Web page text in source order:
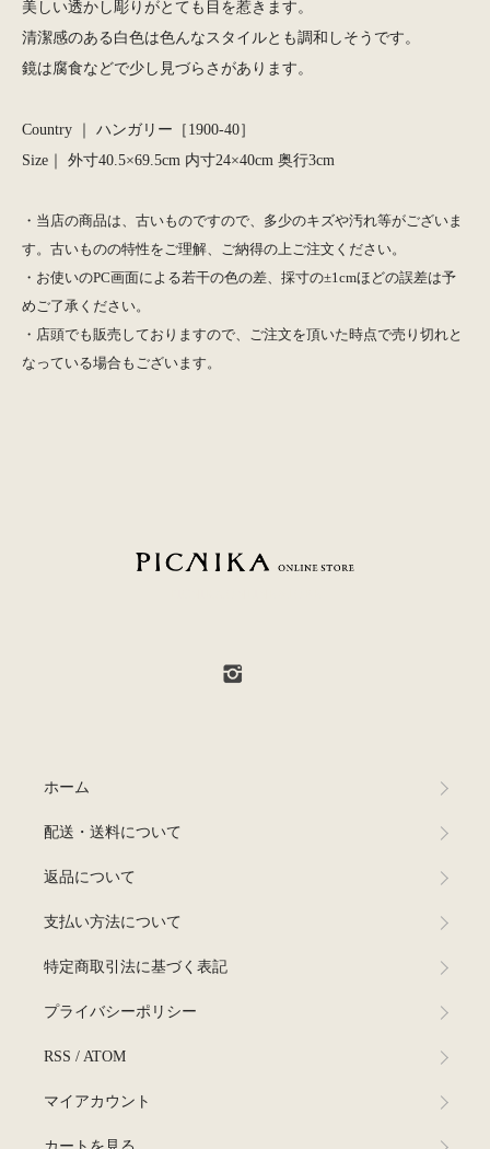
美しい透かし彫りがとても目を惹きます。
清潔感のある白色は色んなスタイルとも調和しそうです。
鏡は腐食などで少し見づらさがあります。
Country ｜ ハンガリー［1900-40］
Size｜ 外寸40.5×69.5cm 内寸24×40cm 奥行3cm
・当店の商品は、古いものですので、多少のキズや汚れ等がございま
す。古いものの特性をご理解、ご納得の上ご注文ください。
・お使いのPC画面による若干の色の差、採寸の±1cmほどの誤差は予
めご了承ください。
・店頭でも販売しておりますので、ご注文を頂いた時点で売り切れと
なっている場合もございます。
ホーム
配送・送料について
返品について
支払い方法について
特定商取引法に基づく表記
プライバシーポリシー
RSS / ATOM
マイアカウント